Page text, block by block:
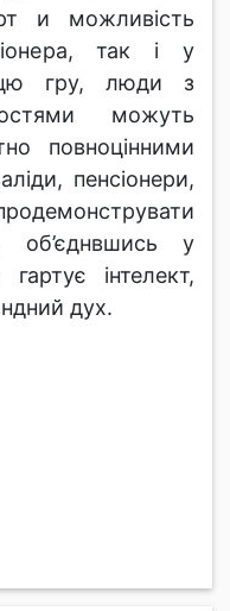
и можливість
так і у
гру, люди з
можуть
повноцінними
пенсіонери,
об’єднвшись у
інтелект,
дух.